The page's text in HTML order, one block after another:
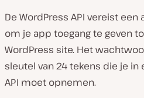
De WordPress API vereist
om je app toegang te geven
WordPress site. Het
sleutel van 24 tekens die je in
API moet opnemen.